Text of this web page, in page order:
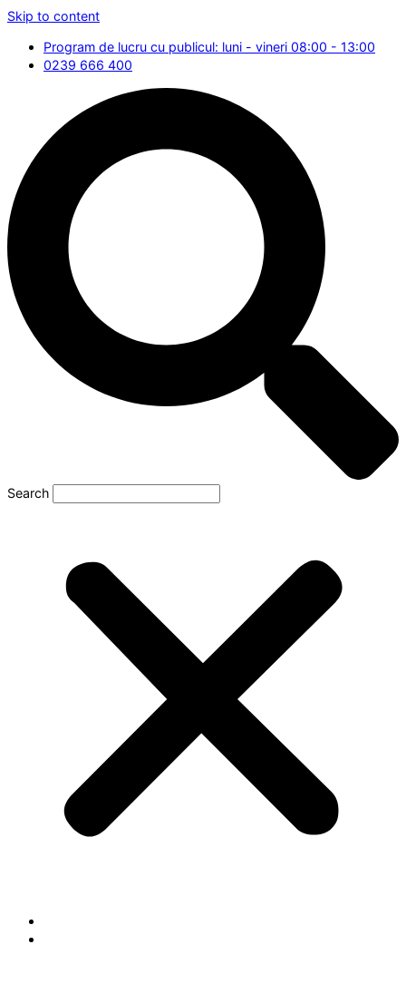
Skip to content
Program de lucru cu publicul: luni - vineri 08:00 - 13:00
0239 666 400
Search